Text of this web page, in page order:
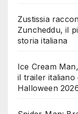
Zustissia
Zuncheddu, il
storia italiana
Ice Cream
il trailer italiano
Halloween